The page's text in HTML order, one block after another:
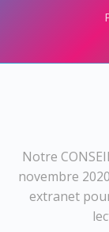
Notre
novembre
extranet